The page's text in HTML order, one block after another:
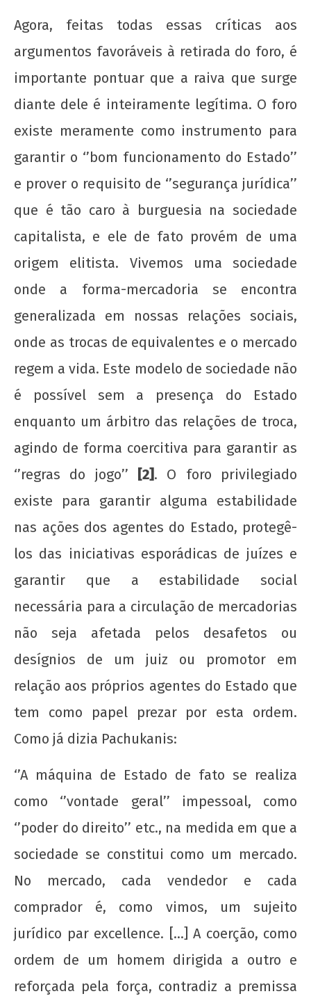
Agora, feitas todas essas críticas aos
argumentos favoráveis à retirada do foro, é
importante pontuar que a raiva que surge
diante dele é inteiramente legítima. O foro
existe meramente como instrumento para
garantir o ‘’bom funcionamento do Estado’’
e prover o requisito de ‘’segurança jurídica’’
que é tão caro à burguesia na sociedade
capitalista, e ele de fato provém de uma
origem elitista. Vivemos uma sociedade
onde a forma-mercadoria se encontra
generalizada em nossas relações sociais,
onde as trocas de equivalentes e o mercado
regem a vida. Este modelo de sociedade não
é possível sem a presença do Estado
enquanto um árbitro das relações de troca,
agindo de forma coercitiva para garantir as
‘’regras do jogo’’
[2] . O foro privilegiado
existe para garantir alguma estabilidade
nas ações dos agentes do Estado, protegê-
los das iniciativas esporádicas de juízes e
garantir que a estabilidade social
necessária para a circulação de mercadorias
não seja afetada pelos desafetos ou
desígnios de um juiz ou promotor em
relação aos próprios agentes do Estado que
tem como papel prezar por esta ordem.
Como já dizia Pachukanis:
‘’A máquina de Estado de fato se realiza
como ‘’vontade geral’’ impessoal, como
‘’poder do direito’’ etc., na medida em que a
sociedade se constitui como um mercado.
No mercado, cada vendedor e cada
comprador é, como vimos, um sujeito
jurídico par excellence. […] A coerção, como
ordem de um homem dirigida a outro e
reforçada pela força, contradiz a premissa